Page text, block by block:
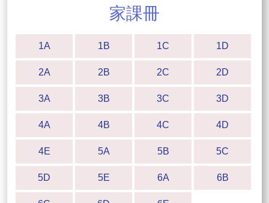
家課冊
1A 1B 1C 1D
2A 2B 2C 2D
3A 3B 3C 3D
4A 4B 4C 4D
4E 5A 5B 5C
5D 5E 6A 6B